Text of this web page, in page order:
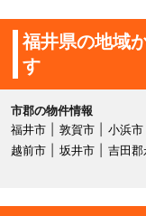
福井県の地域
す
市郡の物件情報
福井市
敦賀市 小浜市
越前市
坂井市 吉田